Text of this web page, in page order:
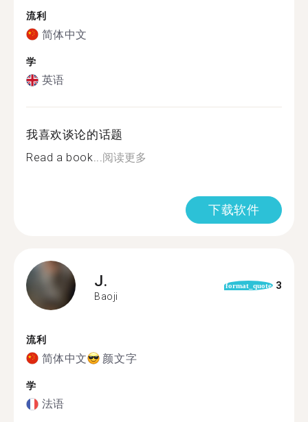
流利
简体中文
学
英语
我喜欢谈论的话题
Read a book...阅读更多
下载软件
J.
Baoji
format_quote 3
流利
简体中文 颜文字
学
法语